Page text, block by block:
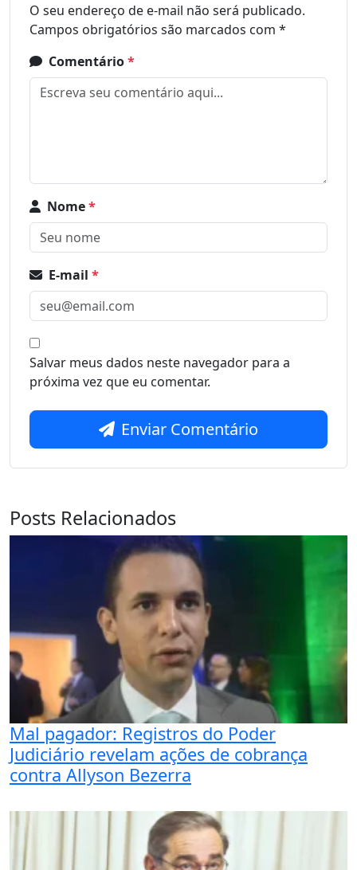
O seu endereço de e-mail não será publicado.
Campos obrigatórios são marcados com *
Comentário*
Nome*
E-mail *
Salvar meus dados neste navegador para a
próxima vez que eu comentar.
Enviar Comentário
Posts Relacionados
Mal pagador: Registros do Poder
Judiciário revelam ações de cobrança
contra Allyson Bezerra